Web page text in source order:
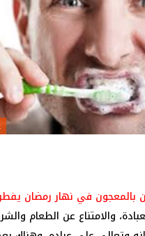
بالمعجون في نهار رمضان
والامتناع عن الطعام